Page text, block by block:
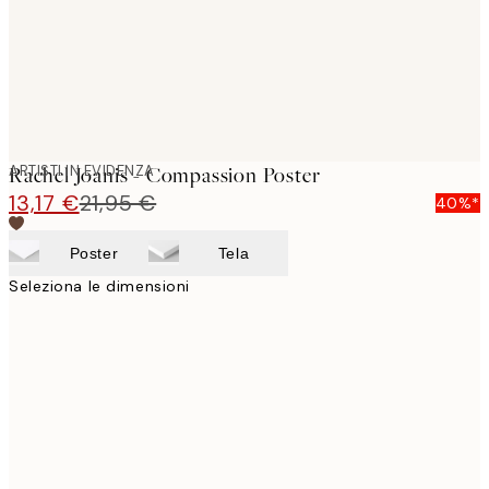
ARTISTI IN EVIDENZA
Rachel Joanis - Compassion Poster
13,17 €21,95 € 40%*
Poster Tela
Seleziona le dimensioni